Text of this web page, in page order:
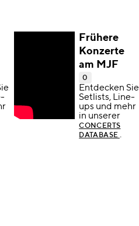
Frühere
Konzerte
am MJF
0
Entdecken Sie
Setlists, Line-
ups und mehr
in unserer
CONCERTS
DATABASE .